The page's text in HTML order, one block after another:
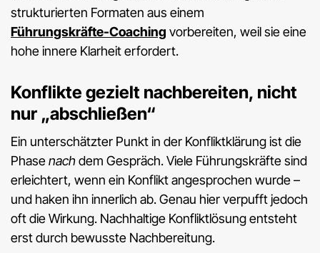
strukturierten Formaten aus einem
Führungskräfte-Coaching vorbereiten, weil sie eine
hohe innere Klarheit erfordert.
Konflikte gezielt nachbereiten, nicht
nur „abschließen“
Ein unterschätzter Punkt in der Konfliktklärung ist die
Phasenachdem Gespräch. Viele Führungskräfte sind
erleichtert, wenn ein Konflikt angesprochen wurde –
und haken ihn innerlich ab. Genau hier verpufft jedoch
oft die Wirkung. Nachhaltige Konfliktlösung entsteht
erst durch bewusste Nachbereitung.